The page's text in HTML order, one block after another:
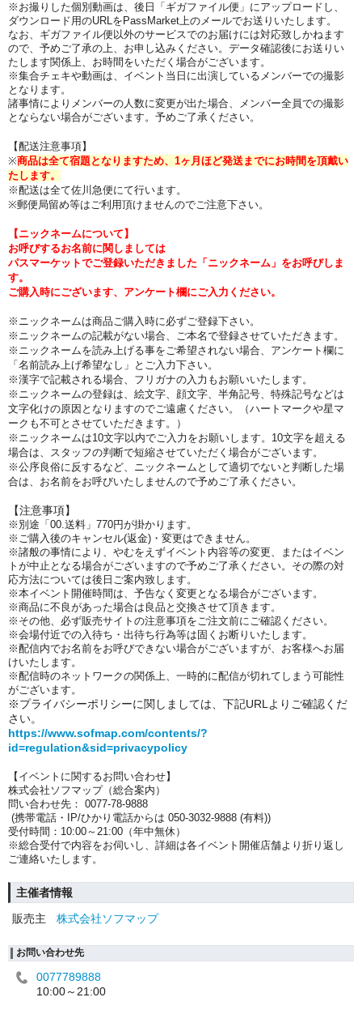
※お撮りした個別動画は、後日「ギガファイル便」にアップロードし、
ダウンロード用のURLをPassMarket上のメールでお送りいたします。
なお、ギガファイル便以外のサービスでのお届けには対応致しかねます
ので、予めご了承の上、お申し込みください。データ確認後にお送りい
たします関係上、お時間をいただく場合がございます。
※集合チェキや動画は、イベント当日に出演しているメンバーでの撮影
となります。
諸事情によりメンバーの人数に変更が出た場合、メンバー全員での撮影
とならない場合がございます。予めご了承ください。
【配送注意事項】
※商品は全て宿題となりますため、1ヶ月ほど発送までにお時間を頂戴い
たします。
※配送は全て佐川急便にて行います。
※郵便局留め等はご利用頂けませんのでご注意下さい。
【ニックネームについて】
お呼びするお名前に関しましては
パスマーケットでご登録いただきました「ニックネーム」をお呼びしま
す。
ご購入時にございます、アンケート欄にご入力ください。
※ニックネームは商品ご購入時に必ずご登録下さい。
※ニックネームの記載がない場合、ご本名で登録させていただきます。
※ニックネームを読み上げる事をご希望されない場合、アンケート欄に
「名前読み上げ希望なし」とご入力下さい。
※漢字で記載される場合、フリガナの入力もお願いいたします。
※ニックネームの登録は、絵文字、顔文字、半角記号、特殊記号などは
文字化けの原因となりますのでご遠慮ください。（ハートマークや星マ
ークも不可とさせていただきます。）
※ニックネームは10文字以内でご入力をお願いします。10文字を超える
場合は、スタッフの判断で短縮させていただく場合がございます。
※公序良俗に反するなど、ニックネームとして適切でないと判断した場
合は、お名前をお呼びいたしませんので予めご了承ください。
【注意事項】
※別途「00.送料」770円が掛かります。
※ご購入後のキャンセル(返金)・変更はできません。
※諸般の事情により、やむをえずイベント内容等の変更、またはイベン
トが中止となる場合がございますので予めご了承ください。その際の対
応方法については後日ご案内致します。
※本イベント開催時間は、予告なく変更となる場合がございます。
※商品に不良があった場合は良品と交換させて頂きます。
※その他、必ず販売サイトの注意事項をご注文前にご確認ください。
※会場付近での入待ち・出待ち行為等は固くお断りいたします。
※配信内でお名前をお呼びできない場合がございますが、お客様へお届
けいたします。
※配信時のネットワークの関係上、一時的に配信が切れてしまう可能性
がございます。
※プライバシーポリシーに関しましては、下記URLよりご確認くだ
さい。
https://www.sofmap.com/contents/?
id=regulation&sid=privacypolicy
【イベントに関するお問い合わせ】
株式会社ソフマップ（総合案内）
問い合わせ先： 0077-78-9888
(携帯電話・IP/ひかり電話からは 050-3032-9888 (有料))
受付時間：10:00～21:00（年中無休）
※総合受付で内容をお伺いし、詳細は各イベント開催店舗より折り返し
ご連絡いたします。
主催者情報
販売主
株式会社ソフマップ
お問い合わせ先
0077789888
10:00～21:00